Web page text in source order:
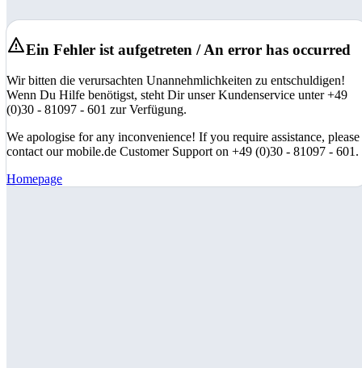
Ein Fehler ist aufgetreten / An error has occurred
Wir bitten die verursachten Unannehmlichkeiten zu entschuldigen!
Wenn Du Hilfe benötigst, steht Dir unser Kundenservice unter +49
(0)30 - 81097 - 601 zur Verfügung.
We apologise for any inconvenience! If you require assistance, please
contact our mobile.de Customer Support on +49 (0)30 - 81097 - 601.
Homepage